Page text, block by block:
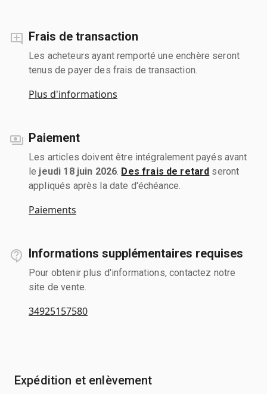
Frais de transaction
Les acheteurs ayant remporté une enchère seront
tenus de payer des frais de transaction.
Plus d'informations
Paiement
Les articles doivent être intégralement payés avant
le jeudi 18 juin 2026 Des frais de retard seront
appliqués après la date d'échéance.
Paiements
Informations supplémentaires requises
Pour obtenir plus d'informations, contactez notre
site de vente.
34925157580
Expédition et enlèvement